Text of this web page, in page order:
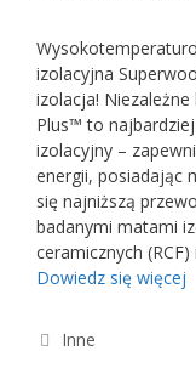
izolacyjna
izolacja!
Plus™ to
izolacyjny –
energii, posiadając
się najniższą
badanymi matami
ceramicznych
Dowiedz się więcej
Kategorie
Inne